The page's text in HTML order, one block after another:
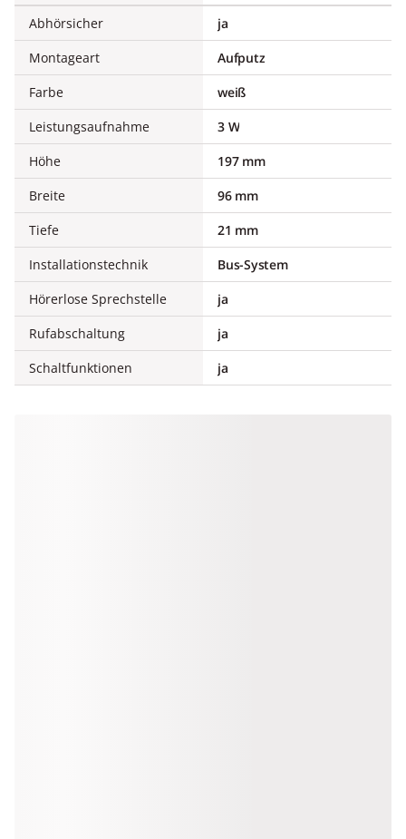
Abhörsicher
ja
Montageart
Aufputz
Farbe
weiß
Leistungsaufnahme
3 W
Höhe
197 mm
Breite
96 mm
Tiefe
21 mm
Installationstechnik
Bus-System
Hörerlose Sprechstelle
ja
Rufabschaltung
ja
Schaltfunktionen
ja